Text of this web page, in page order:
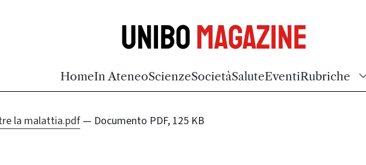
UniboMagazine
HomeIn AteneoScienzeSocietàSaluteEventiRubriche
la malattia.pdf — Documento PDF, 125 KB